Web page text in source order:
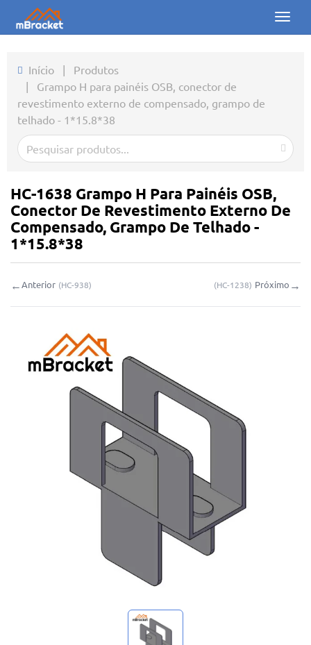
Toggle
Produtos
Notícias
Fotos
Sobre nós
Contato
Consulta online
🌐 Language▼
Início | Produtos
| Grampo H para painéis OSB, conector de
revestimento externo de compensado, grampo de
telhado - 1*15.8*38
HC-1638 Grampo H Para Painéis OSB,
Conector De Revestimento Externo De
Compensado, Grampo De Telhado -
1*15.8*38
←Anterior (HC-938) (HC-1238) Próximo →